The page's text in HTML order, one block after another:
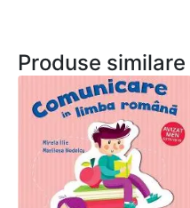
Produse similare